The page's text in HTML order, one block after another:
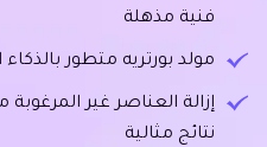
فنية مذهلة
مولد بورتريه متطور
إزالة العناصر غير
نتائج مثالية